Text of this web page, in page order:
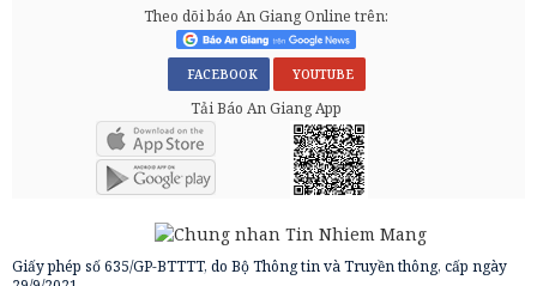
Theo dõi báo An Giang Online trên:
FACEBOOK YOUTUBE
Tải Báo An Giang App
Giấy phép số 635/GP-BTTTT, do Bộ Thông tin và Truyền thông, cấp ngày